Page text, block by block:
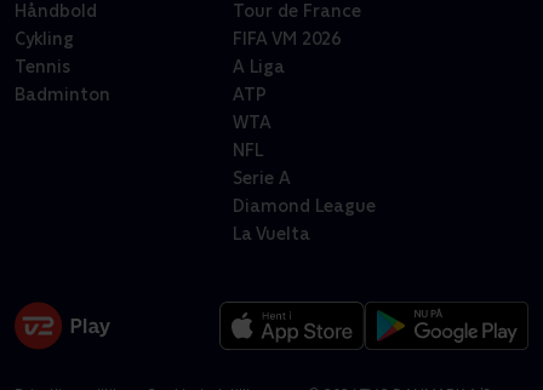
Håndbold
Cykling
Tennis
Badminton
Tour de France
FIFA VM 2026
A Liga
ATP
WTA
NFL
Serie A
Diamond League
La Vuelta